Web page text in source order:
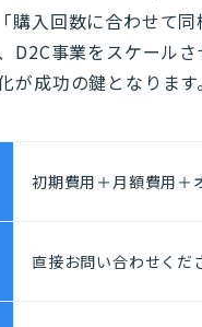
購入回数に合わせて
D2C事業をスケール
成功の鍵となります。
初期費用＋月額費用＋
直接お問い合わせくだ